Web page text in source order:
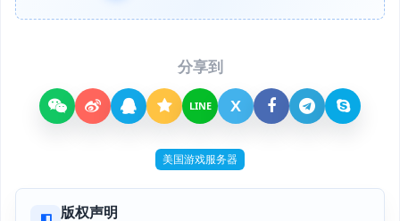
分享到
LINE X
美国游戏服务器
版权声明